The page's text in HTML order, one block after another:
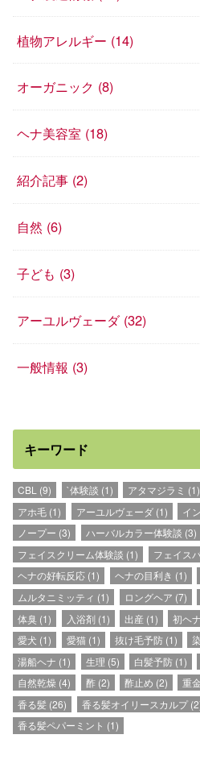
植物アレルギー (14)
オーガニック (8)
ヘナ美容室 (18)
紹介記事 (2)
自然 (6)
子ども (3)
アーユルヴェーダ (32)
一般情報 (3)
キーワード
CBL (9) `体験談 (1) アタマジラミ (1)
アホ毛 (1) アーユルヴェーダ(1) イ
ノープー (3) ハーバルカラー体験談 (3)
フェイスクリーム体験談 (1) フェイス
ヘナの好転反応 (1) ヘナの目利き (1)
ムルタニミッティ (1) ロングヘア (7)
体臭 (1) 入浴剤(1) 出産(1) 初ヘナ
愛犬 (1) 愛猫(1) 抜け毛予防(1)
湯船ヘナ (1) 生理 (5) 白髪予防(1)
自然乾燥 (4) 酢(2) 酢止め (2) 重
香る髪 (26) 香る髪オイリースカルプ
香る髪ペパーミント (1)